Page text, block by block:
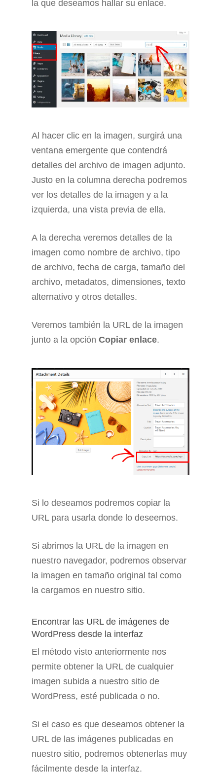
la que deseamos hallar su enlace.
Al hacer clic en la imagen, surgirá una
ventana emergente que contendrá
detalles del archivo de imagen adjunto.
Justo en la columna derecha podremos
ver los detalles de la imagen y a la
izquierda, una vista previa de ella.
A la derecha veremos detalles de la
imagen como nombre de archivo, tipo
de archivo, fecha de carga, tamaño del
archivo, metadatos, dimensiones, texto
alternativo y otros detalles.
Veremos también la URL de la imagen
junto a la opción Copiar enlace.
Si lo deseamos podremos copiar la
URL para usarla donde lo deseemos.
Si abrimos la URL de la imagen en
nuestro navegador, podremos observar
la imagen en tamaño original tal como
la cargamos en nuestro sitio.
Encontrar las URL de imágenes de
WordPress desde la interfaz
El método visto anteriormente nos
permite obtener la URL de cualquier
imagen subida a nuestro sitio de
WordPress, esté publicada o no.
Si el caso es que deseamos obtener la
URL de las imágenes publicadas en
nuestro sitio, podremos obtenerlas muy
fácilmente desde la interfaz.